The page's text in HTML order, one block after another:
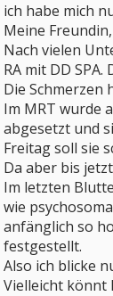
ich habe mich
Meine
Nach vielen
RA mit DD
Die Schmerzen
Im MRT wurde
abgesetzt und
Freitag soll sie
Da aber bis
Im letzten
wie
anfänglich so
festgestellt.
Also ich blicke
Vielleicht könnt